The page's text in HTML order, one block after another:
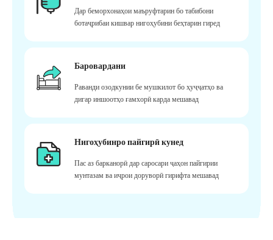
Дар беморхонаҳои маъруфтарин бо табибони
ботаҷрибаи кишвар нигоҳубини беҳтарин гиред
Баровардани
Раванди озодкунии бе мушкилот бо ҳуҷҷатҳо ва
дигар иншоотҳо ғамхорӣ карда мешавад
Нигоҳубинро пайгирӣ кунед
Пас аз барканорӣ дар саросари ҷаҳон пайгирии
мунтазам ва иҷрои доруворӣ гирифта мешавад